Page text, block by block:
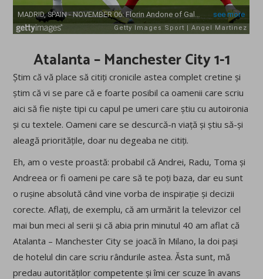
Atalanta – Manchester City 1-1
Știm că vă place să citiți cronicile astea complet cretine și
știm că vi se pare că e foarte posibil ca oamenii care scriu
aici să fie niște tipi cu capul pe umeri care știu cu autoironia
și cu textele. Oameni care se descurcă-n viață și știu să-și
aleagă prioritățile, doar nu degeaba ne citiți.
Eh, am o veste proastă: probabil că Andrei, Radu, Toma și
Andreea or fi oameni pe care să te poți baza, dar eu sunt
o rușine absolută când vine vorba de inspirație și decizii
corecte. Aflați, de exemplu, că am urmărit la televizor cel
mai bun meci al serii și că abia prin minutul 40 am aflat că
Atalanta – Manchester City se joacă în Milano, la doi pași
de hotelul din care scriu rândurile astea. Ăsta sunt, mă
predau autorităților competente și îmi cer scuze în avans